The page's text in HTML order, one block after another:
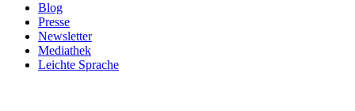
Blog
Presse
Newsletter
Mediathek
Leichte Sprache